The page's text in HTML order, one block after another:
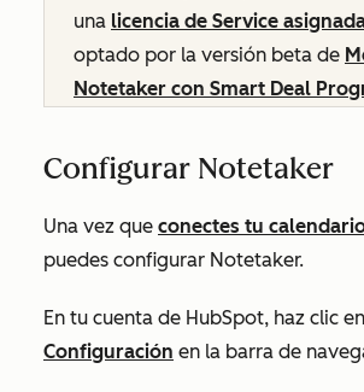
una licencia de Service
optado por la versión beta de
Notetaker con Smart Deal
Configurar Notetaker
Una vez que conectes tu
puedes configurar Notetaker.
En tu cuenta de HubSpot, haz clic
Configuración en la barra de